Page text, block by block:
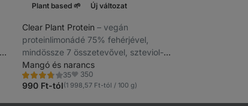
Plant based 🌱 Új változat
Clear Plant Protein ⁠–⁠ vegán
proteinlimonádé 75% fehérjével,
mindössze 7 összetevővel, szteviol-
glikozidokkal édesítve
Mangó és narancs
35
Értékelés
3.8/5,
35
Kedvencek
350
990 Ft-tól(1 998,57 Ft-tól / 100 g)